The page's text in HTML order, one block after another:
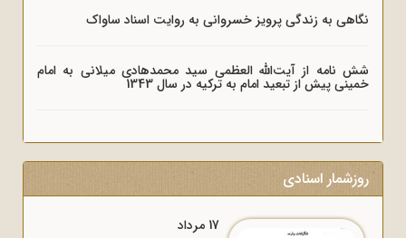
نگاهی به زندگی پرویز خسروانی به روایت اسناد ساواک
شش نامه از آیت‌الله العظمی سید محمدهادی میلانی به امام
خمینی پیش از تبعید امام به ترکیه در سال 1343
روزشمار اسنادی
17 مرداد